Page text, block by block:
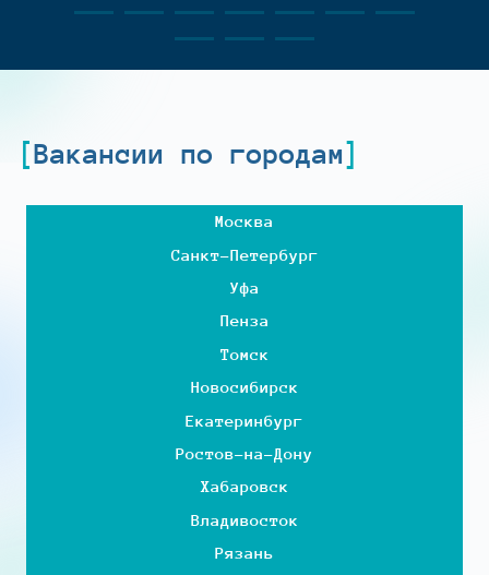
Вакансии по городам
Москва
Санкт-Петербург
Уфа
Пенза
Томск
Новосибирск
Екатеринбург
Ростов-на-Дону
Хабаровск
Владивосток
Рязань